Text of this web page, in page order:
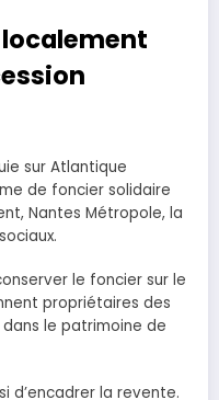
sur Atlantique
de foncier solidaire
Nantes Métropole, la
le foncier sur le
propriétaires des
le patrimoine de
d’encadrer la revente.